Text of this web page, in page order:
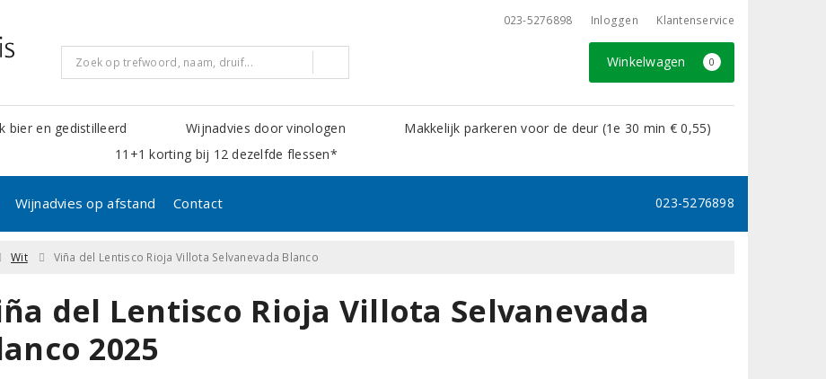
023-5276898 Inloggen Klantenservice
Winkelwagen 0
bier en gedistilleerd Wijnadvies door vinologen
Makkelijk parkeren voor de deur (1e 30 min € 0,55)
11+1 korting bij 12 dezelfde flessen*
Wijnadvies op afstand Contact 023-5276898
Wit Viña del Lentisco Rioja Villota Selvanevada Blanco
del Lentisco Rioja Villota Selvanevada
2025